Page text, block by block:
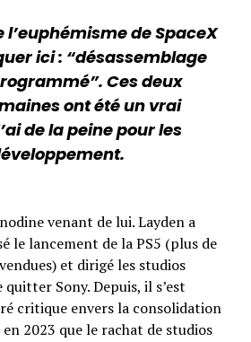
l’euphémisme de SpaceX
ici : “désassemblage
Ces deux
ont été un vrai
de la peine pour les
venant de lui. Layden a
le lancement de la PS5 (plus de
et dirigé les studios
Sony. Depuis, il s’est
critique envers la consolidation
2023 que le rachat de studios